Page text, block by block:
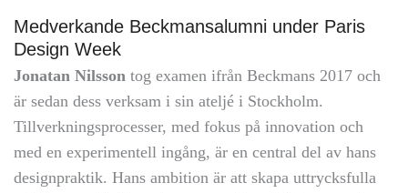
Medverkande Beckmansalumni under Paris
Design Week
Jonatan Nilsson tog examen ifrån Beckmans 2017 och
är sedan dess verksam i sin ateljé i Stockholm.
Tillverkningsprocesser, med fokus på innovation och
med en experimentell ingång, är en central del av hans
designpraktik. Hans ambition är att skapa uttrycksfulla